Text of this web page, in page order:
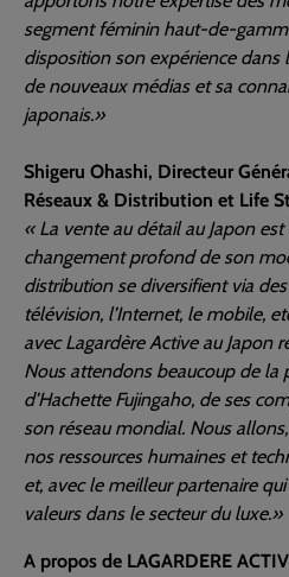
segment féminin haut-de-
disposition son expérience dans
de nouveaux médias et sa
japonais.»
Shigeru Ohashi, Directeur
Réseaux & Distribution et Life
« La vente au détail au Japon
changement profond de son
distribution se diversifient via
télévision, l’Internet, le mobile,
avec Lagardère Active au Japon
Nous attendons beaucoup de la
d’Hachette Fujingaho, de ses
son réseau mondial. Nous
nos ressources humaines et
et, avec le meilleur partenaire
valeurs dans le secteur du luxe.»
A propos de LAGARDERE